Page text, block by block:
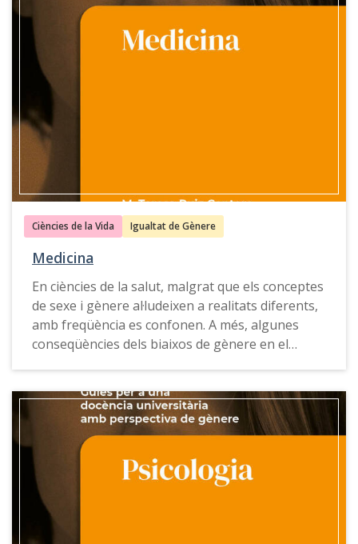
Guía para una docencia universitaria con
perspectiva de género de Medicina
propuestas, ejemplos de buenas prácticas,
recursos docentes y herramientas de consulta
que permiten incorporar un enfoque de género
en los estudios universitarios en ciencias de la
salud y formar a profesionales en esta disciplina
competentes en materia de género.
Esta guía también está disponible en
inglésygallego.
Ciències de la Vida Igualtat de Gènere
Medicina
En ciències de la salut, malgrat que els conceptes
de sexe i gènere al·ludeixen a realitats diferents,
amb freqüència es confonen. A més, algunes
conseqüències dels biaixos de gènere en el
Guia per a una docència universitària amb
perspectiva de gènere de Medicinaofereix
propostes, exemples de bones pràctiques,
recursos docents i eines de consulta que
permeten incorporar un enfocament de gènere
en els estudis universitaris en ciències de la salut
i formar professionals en aquesta disciplina